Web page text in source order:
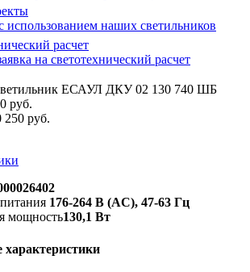
использованием наших светильников
расчет
на светотехнический расчет
руб.
250 руб.
176-264 В (AC), 47-63 Гц
мощность130,1 Вт
характеристики